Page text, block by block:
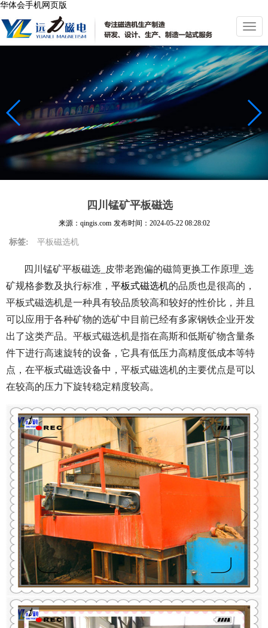
华体会手机网页版
切
换
导
航
四川锰矿平板磁选
来源：qingis.com 发布时间： 2024-05-22 08:28:02
标签: 平板磁选机
四川锰矿平板磁选_皮带老跑偏的磁筒更换工作原理_选
矿规格参数及执行标准， 平板式磁选机的品质也是很高的，
平板式磁选机是一种具有较品质较高和较好的性价比，并且
可以应用于各种矿物的选矿中目前已经有多家钢铁企业开发
出了这类产品。平板式磁选机是指在高斯和低斯矿物含量条
件下进行高速旋转的设备，它具有低压力高精度低成本等特
点，在平板式磁选设备中，平板式磁选机的主要优点是可以
在较高的压力下旋转稳定精度较高。